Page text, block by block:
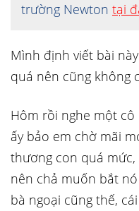
trường Newton tại
Mình định viết bài
quá nên cũng không
Hôm rồi nghe một cô
ấy bảo em chờ mãi
thương con quá
nên chả muốn bắt
bà ngoại cũng thế,